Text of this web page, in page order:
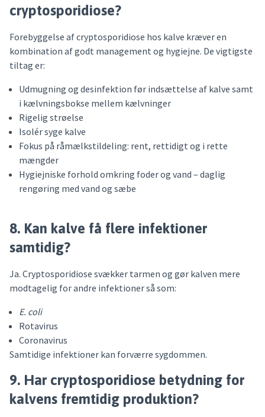
cryptosporidiose?
Forebyggelse af cryptosporidiose hos kalve kræver en
kombination af godt management og hygiejne. De vigtigste
tiltag er:
Udmugning og desinfektion før indsættelse af kalve samt
i kælvningsbokse mellem kælvninger
Rigelig strøelse
Isolér syge kalve
Fokus på råmælkstildeling: rent, rettidigt og i rette
mængder
Hygiejniske forhold omkring foder og vand – daglig
rengøring med vand og sæbe
8. Kan kalve få flere infektioner
samtidig?
Ja. Cryptosporidiose svækker tarmen og gør kalven mere
modtagelig for andre infektioner så som:
E. coli
Rotavirus
Coronavirus
Samtidige infektioner kan forværre sygdommen.
9. Har cryptosporidiose betydning for
kalvens fremtidig produktion?